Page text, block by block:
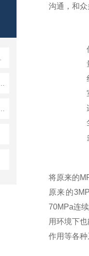
沟通，和
将原来的
原来的
70MPa连
用环境下
作用等各